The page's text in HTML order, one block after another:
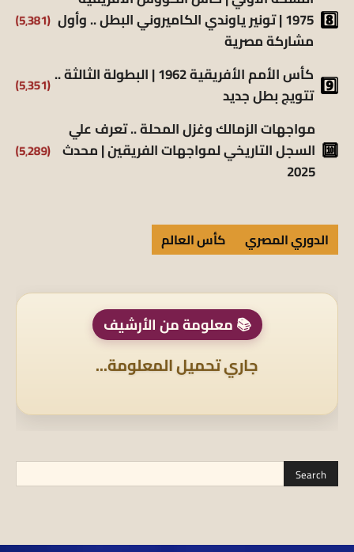
1975 | تونير ياوندي الكاميروني البطل .. وأول
مشاركة مصرية
(5٬381)
كأس الأمم الأفريقية 1962 | البطولة الثالثة ..
تتويج بطل جديد
(5٬351)
مواجهات الزمالك وغزل المحلة .. تعرف علي
السجل التاريخي لمواجهات الفريقين | محدث
2025
(5٬289)
الدوري المصري كأس العالم
📚 معلومة من الأرشيف
جاري تحميل المعلومة...